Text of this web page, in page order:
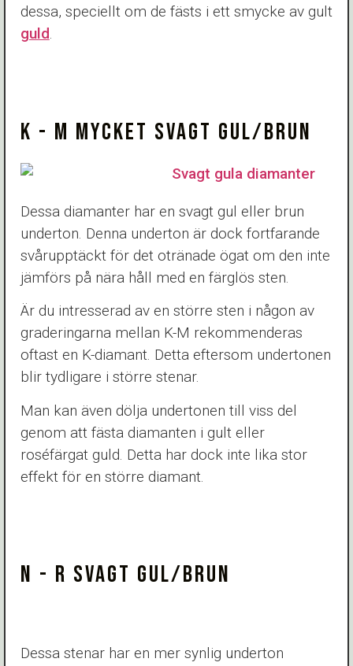
dessa, speciellt om de fästs i ett smycke av gult
guld.
K - M MYCKET SVAGT GUL/BRUN
Dessa diamanter har en svagt gul eller brun
underton. Denna underton är dock fortfarande
svårupptäckt för det otränade ögat om den inte
jämförs på nära håll med en färglös sten.
Är du intresserad av en större sten i någon av
graderingarna mellan K-M rekommenderas
oftast en K-diamant. Detta eftersom undertonen
blir tydligare i större stenar.
Man kan även dölja undertonen till viss del
genom att fästa diamanten i gult eller
roséfärgat guld. Detta har dock inte lika stor
effekt för en större diamant.
N - R SVAGT GUL/BRUN
Dessa stenar har en mer synlig underton